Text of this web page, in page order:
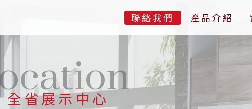
聯絡我們 產品介紹
全省展示中心